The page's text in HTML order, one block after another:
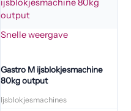
Snelle weergave
Gastro M ijsblokjesmachine
80kg output
Ijsblokjesmachines